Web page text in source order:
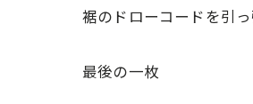
裾のドローコードを引
最後の一枚